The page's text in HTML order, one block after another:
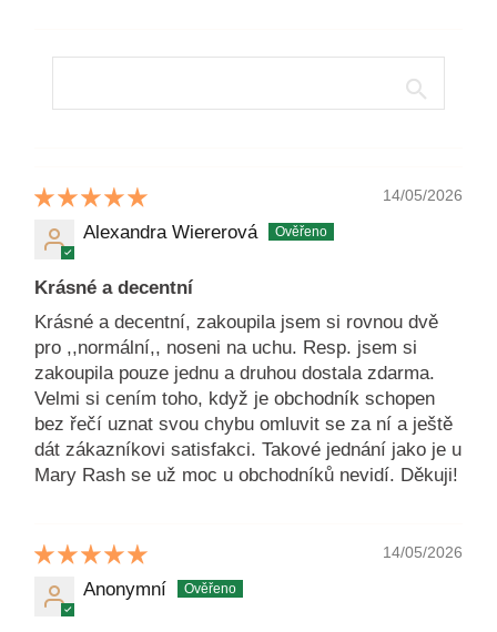
14/05/2026
Alexandra Wiererová
Krásné a decentní
Krásné a decentní, zakoupila jsem si rovnou dvě
pro ,,normální,, noseni na uchu. Resp. jsem si
zakoupila pouze jednu a druhou dostala zdarma.
Velmi si cením toho, když je obchodník schopen
bez řečí uznat svou chybu omluvit se za ní a ještě
dát zákazníkovi satisfakci. Takové jednání jako je u
Mary Rash se už moc u obchodníků nevidí. Děkuji!
14/05/2026
Anonymní